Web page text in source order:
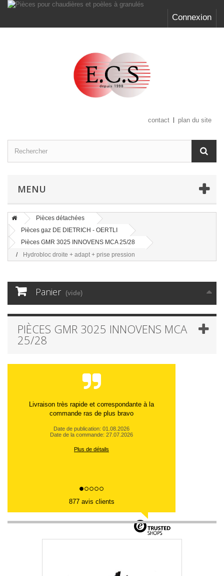
Connexion
contact plan du site
MENU
Pièces détachées
Pièces gaz DE DIETRICH - OERTLI
Pièces GMR 3025 INNOVENS MCA 25/28
Hydrobloc droite + adapt + prise pression
Panier (vide)
PIÈCES GMR 3025 INNOVENS MCA
25/28
Livraison très rapide et correspondante à la
commande ras de plus bravo
Date de publication: 01.08.2026
Date de la commande: 27.07.2026
Plus de détails
877 avis clients